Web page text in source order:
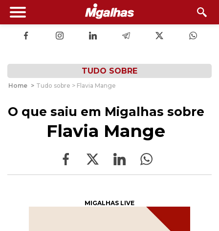
TUDO SOBRE
Home > Tudo sobre > Flavia Mange
O que saiu em Migalhas sobre
Flavia Mange
MIGALHAS LIVE